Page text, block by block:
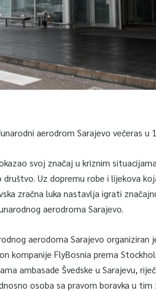
aerodrom Sarajevo večeras u
svoj značaj u kriznim
Uz dopremu robe i lijekova
zračna luka nastavlja igrati
aerodroma Sarajevo.
aerodoma Sarajevo organiziran
kompanije FlyBosnia prema
ambasade Švedske u Sarajevu,
osoba sa pravom boravka u